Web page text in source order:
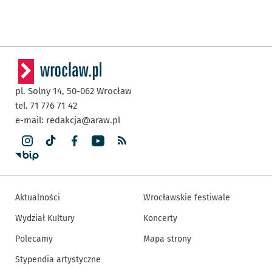
pl. Solny 14, 50-062 Wrocław
tel. 71 776 71 42
e-mail: redakcja@araw.pl
Aktualności
Wydział Kultury
Polecamy
Stypendia artystyczne
Wrocławskie festiwale
Koncerty
Mapa strony